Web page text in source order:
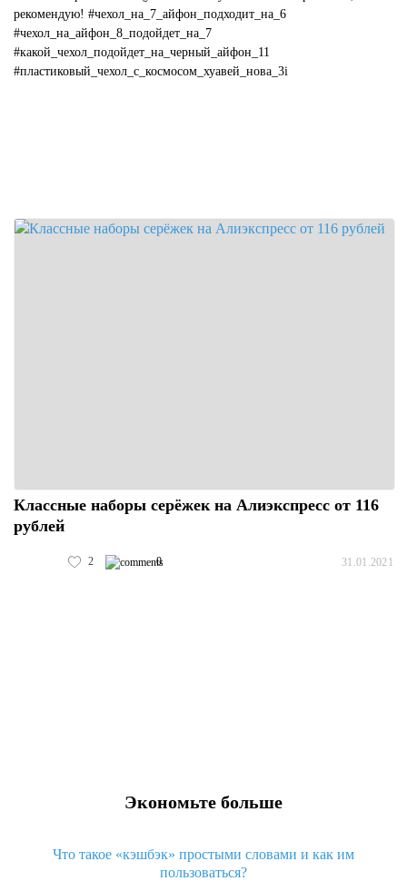
рекомендую! #чехол_на_7_айфон_подходит_на_6
#чехол_на_айфон_8_подойдет_на_7
#какой_чехол_подойдет_на_черный_айфон_11
#пластиковый_чехол_с_космосом_хуавей_нова_3i
Классные наборы серёжек на Алиэкспресс от 116
рублей
2 0 31.01.2021
Экономьте больше
Что такое «кэшбэк» простыми словами и как им
пользоваться?